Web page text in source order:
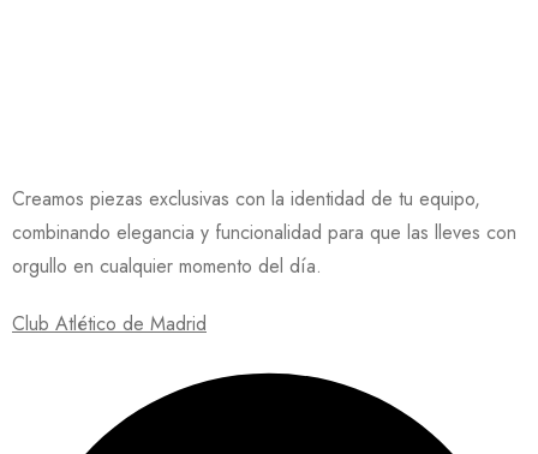
Creamos piezas exclusivas con la identidad de tu equipo,
combinando elegancia y funcionalidad para que las lleves con
orgullo en cualquier momento del día.
Club Atlético de Madrid